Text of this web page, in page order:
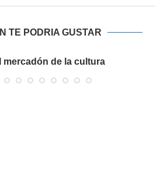
TE PODRIA GUSTAR
mercadón de la cultura